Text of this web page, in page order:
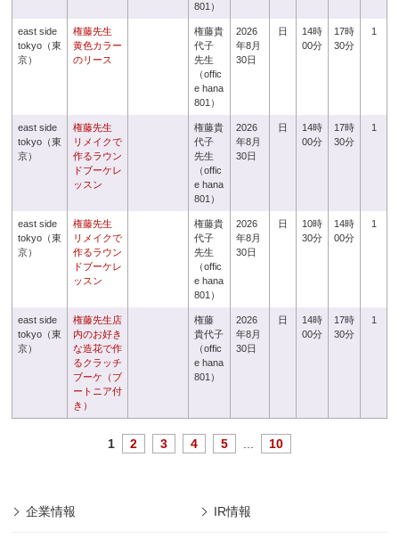
801）
east side
tokyo（東
京）
権藤先生
黄色カラー
のリース
権藤貴
代子
先生
（offic
e hana
801）
2026
年8月
30日
日
14時
00分
17時
30分
1
east side
tokyo（東
京）
権藤先生
リメイクで
作るラウン
ドブーケレ
ッスン
権藤貴
代子
先生
（offic
e hana
801）
2026
年8月
30日
日
14時
00分
17時
30分
1
east side
tokyo（東
京）
権藤先生
リメイクで
作るラウン
ドブーケレ
ッスン
権藤貴
代子
先生
（offic
e hana
801）
2026
年8月
30日
日
10時
30分
14時
00分
1
east side
tokyo（東
京）
権藤先生店
内のお好き
な造花で作
るクラッチ
ブーケ（ブ
ートニア付
き）
権藤
貴代子
（offic
e hana
801）
2026
年8月
30日
日
14時
00分
17時
30分
1
1 2 3 4 5 10
企業情報 IR情報